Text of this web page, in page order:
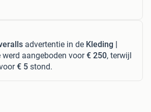
advertentie in de Kleding |
werd aangeboden voor€ 250, terwijl
€ 5 stond.